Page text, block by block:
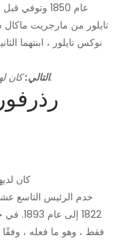
عام 1850
نوكس تايلور ، ابنتهما
التالي:كان لهذا الرئيس ثمانية أطفال ، لكن ثلاثة منهم ماتوا.
كان
خدم الرئيس التاسع
1822
فقط ، وهو ما فعله ، وفقًا